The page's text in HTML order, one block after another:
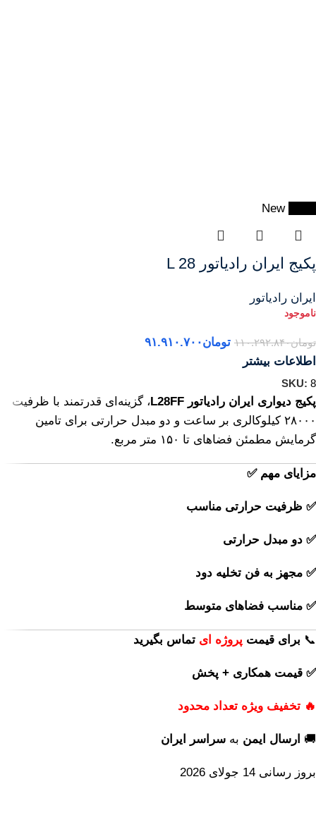
New
پکیج ایران رادیاتور L 28
ایران رادیاتور
تومان۱۱۰.۲۹۲.۸۴۰ تومان۹۱.۹۱۰.۷۰۰
اطلاعات بیشتر
SKU: 8
پکیج دیواری ایران رادیاتور L28FF
، گزینه‌ای قدرتمند با ظرفیت
۲۸۰۰۰ کیلوکالری بر ساعت و دو مبدل حرارتی برای تامین
گرمایش مطمئن فضاهای تا ۱۵۰ متر مربع.
مزایای مهم ✅
✅ ظرفیت حرارتی مناسب
✅ دو مبدل حرارتی
✅ مجهز به فن تخلیه دود
✅ مناسب فضاهای متوسط
📞 برای قیمت پروژه ای تماس بگیرید
✅ قیمت همکاری + پخش
🔥 تخفیف ویژه تعداد محدود
🚚 ارسال ایمن به سراسر ایران
بروز رسانی 14 جولای 2026